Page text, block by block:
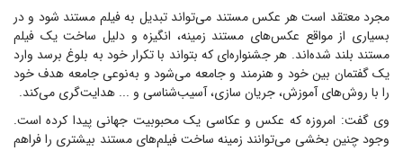
مجرد معتقد است هر عکس مستند می‌تواند تبدیل به فیلم مستند شود و در
بسیاری از مواقع عکس‌های مستند زمینه، انگیزه و دلیل ساخت یک فیلم
مستند بلند شده‌اند. هر جشنواره‌ای که بتواند با تکرار خود به بلوغ برسد وارد
یک گفتمان بین خود و هنرمند و جامعه می‌شود و به‌نوعی جامعه هدف خود
را با روش‌های آموزش، جریان سازی، آسیب‌شناسی و ... هدایت‌گری می‌کند.
وی گفت: امروزه که عکس و عکاسی یک محبوبیت جهانی پیدا کرده است.
وجود چنین بخشی می‌توانند زمینه ساخت فیلم‌های مستند بیشتری را فراهم